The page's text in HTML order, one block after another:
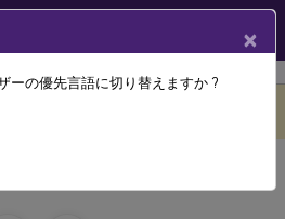
Recording 2203 LTSR
Player
×
ーの優先言語に切り替えますか ?